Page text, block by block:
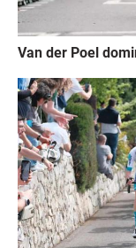
Van der Poel
Immagine